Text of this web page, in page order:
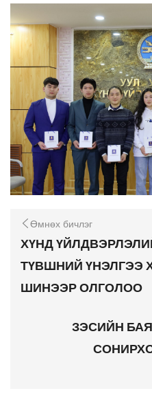
Өмнөх бичлэг
ХҮНД
ТҮВШНИЙ ҮНЭЛГЭЭ
ШИНЭЭР ОЛГОЛОО
ЗЭСИЙН